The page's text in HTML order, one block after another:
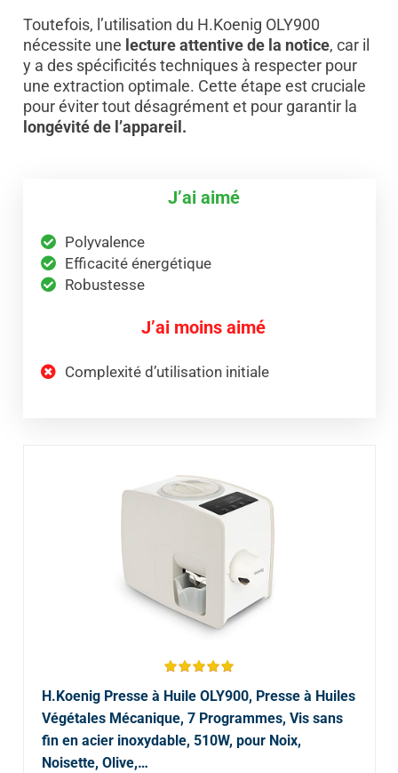
Toutefois, l’utilisation du H.Koenig OLY900
nécessite une lecture attentive de la notice, car il
y a des spécificités techniques à respecter pour
une extraction optimale. Cette étape est cruciale
pour éviter tout désagrément et pour garantir la
longévité de l’appareil.
J’ai aimé
Polyvalence
Efficacité énergétique
Robustesse
J’ai moins aimé
Complexité d’utilisation initiale
H.Koenig Presse à Huile OLY900, Presse à Huiles
Végétales Mécanique, 7 Programmes, Vis sans
fin en acier inoxydable, 510W, pour Noix,
Noisette, Olive,…